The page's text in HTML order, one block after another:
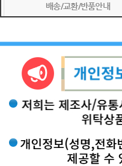
배송/교환/반품안내